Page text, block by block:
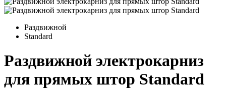
Раздвижной
Standard
Раздвижной электрокарниз
для прямых штор Standard